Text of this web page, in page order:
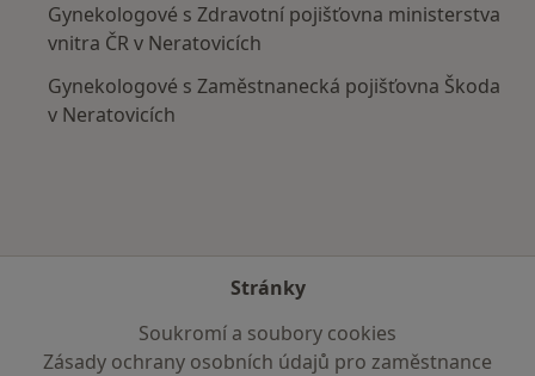
Gynekologové s Zdravotní pojišťovna ministerstva
vnitra ČR v Neratovicích
Gynekologové s Zaměstnanecká pojišťovna Škoda
v Neratovicích
Stránky
Soukromí a soubory cookies
Zásady ochrany osobních údajů pro zaměstnance